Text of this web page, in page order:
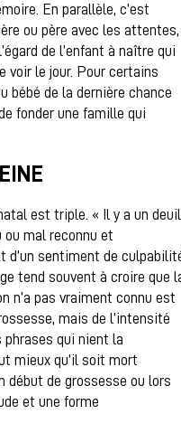
En parallèle, c’est
ou père avec les attentes,
de l’enfant à naître qui
voir le jour. Pour certains
bébé de la dernière chance
fonder une famille qui
est triple. « Il y a un deuil
mal reconnu et
d’un sentiment de
tend souvent à croire que
n’a pas vraiment connu est
mais de l’intensité
phrases qui nient la
mieux qu’il soit mort
début de grossesse ou lors
et une forme